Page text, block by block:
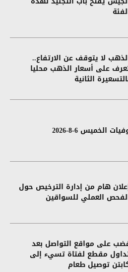
لا يتوقف عن الارتفاع..
على أسعار الذهب محليا
الثانية
الخميس 6-8-2026
هام من إدارة الترخيص حول
العملي للسواقين
على مواقع التواصل بعد
مقطع لفتاة تسيء إلى
توصيل طعام